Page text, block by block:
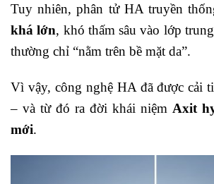
Tuy nhiên, phân tử HA truyền
khá lớn, khó thấm sâu vào lớp
thường chỉ “nằm trên bề mặt da”.
Vì vậy, công nghệ HA đã được cải
– và từ đó ra đời khái niệm Axit
mới.